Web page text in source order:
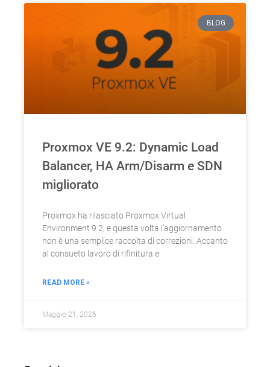
BLOG
Proxmox VE 9.2: Dynamic Load
Balancer, HA Arm/Disarm e SDN
migliorato
Proxmox ha rilasciato Proxmox Virtual
Environment 9.2, e questa volta l’aggiornamento
non è una semplice raccolta di correzioni. Accanto
al consueto lavoro di rifinitura e
READ MORE »
Maggio 21, 2026